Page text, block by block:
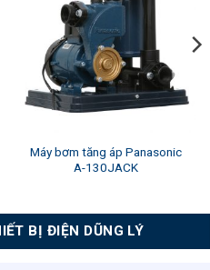
Máy bơm tăng áp Panasonic
A-130JACK
BỊ ĐIỆN DŨNG LÝ